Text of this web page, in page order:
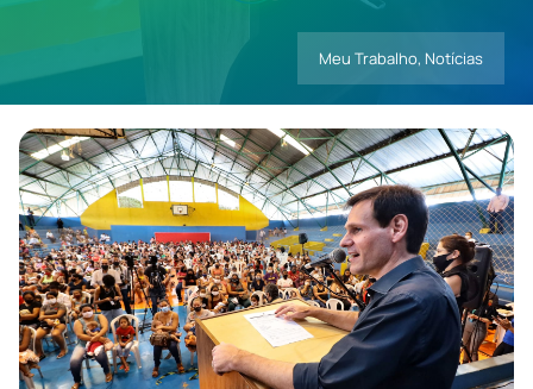
Contatos Meu Trabalho, Notícias